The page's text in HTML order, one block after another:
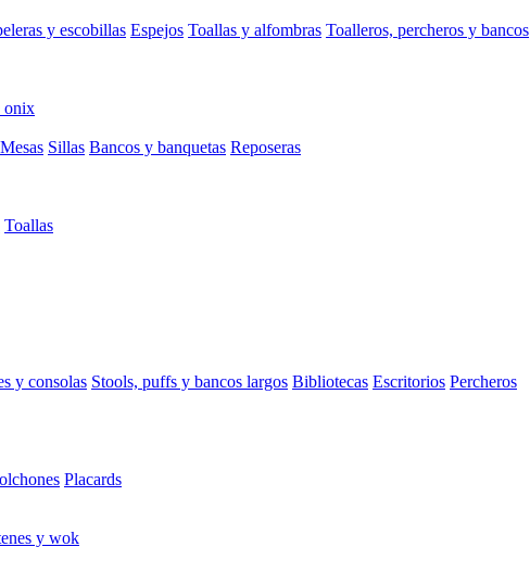
y escobillas Espejos Toallas y alfombras Toalleros, percheros y bancos
onix
Mesas Sillas Bancos y banquetas Reposeras
Toallas
y consolas Stools, puffs y bancos largos Bibliotecas Escritorios Percheros
Placards
y wok